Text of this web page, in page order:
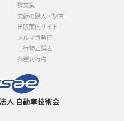
人 自動車技術会
論文集
文献の購入・調査
出版案内サイト
メルマガ発行
刊行物正誤表
各種刊行物